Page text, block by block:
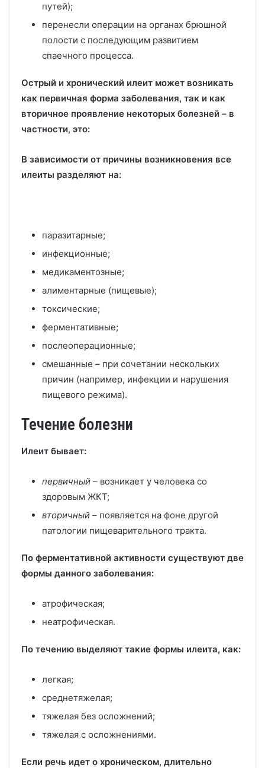
путей);
перенесли операции на органах брюшной
полости с последующим развитием
спаечного процесса.
Острый и хронический илеит может возникать
как первичная форма заболевания, так и как
вторичное проявление некоторых болезней – в
частности, это:
В зависимости от причины возникновения все
илеиты разделяют на:
паразитарные;
инфекционные;
медикаментозные;
алиментарные (пищевые);
токсические;
ферментативные;
послеоперационные;
смешанные – при сочетании нескольких
причин (например, инфекции и нарушения
пищевого режима).
Течение болезни
Илеит бывает:
первичный – возникает у человека со
здоровым ЖКТ;
вторичный – появляется на фоне другой
патологии пищеварительного тракта.
По ферментативной активности существуют две
формы данного заболевания:
атрофическая;
неатрофическая.
По течению выделяют такие формы илеита, как:
легкая;
среднетяжелая;
тяжелая без осложнений;
тяжелая с осложнениями.
Если речь идет о хроническом, длительно